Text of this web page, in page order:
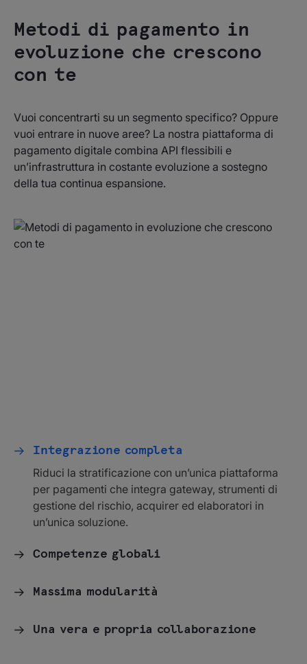
Metodi di pagamento in
evoluzione che crescono
con te
Vuoi concentrarti su un segmento specifico? Oppure
vuoi entrare in nuove aree? La nostra piattaforma di
pagamento digitale combina API flessibili e
un’infrastruttura in costante evoluzione a sostegno
della tua continua espansione.
Integrazione completa
Riduci la stratificazione con un’unica piattaforma
per pagamenti che integra gateway, strumenti di
gestione del rischio, acquirer ed elaboratori in
un’unica soluzione.
Competenze globali
Massima modularità
Una vera e propria collaborazione